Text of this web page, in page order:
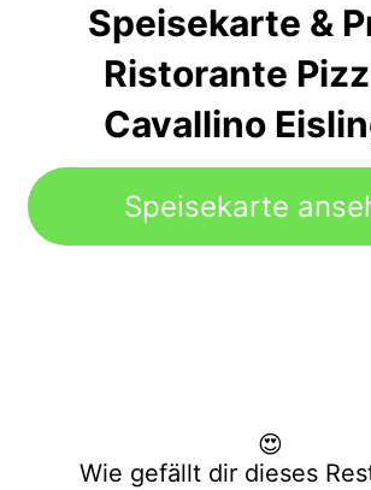
Speisekarte &
Ristorante
Cavallino
Speisekarte
😍
Wie gefällt dir dieses